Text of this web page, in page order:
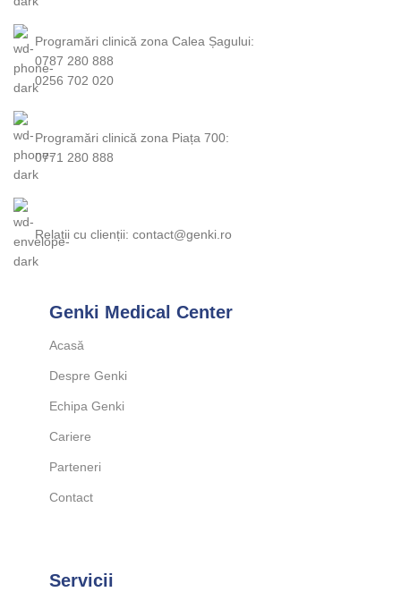
Programări clinică zona Calea Șagului:
0787 280 888
0256 702 020
Programări clinică zona Piața 700:
0771 280 888
Relații cu clienții: contact@genki.ro
Genki Medical Center
Acasă
Despre Genki
Echipa Genki
Cariere
Parteneri
Contact
Servicii